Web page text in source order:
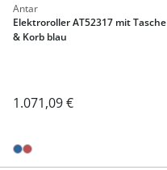
Antar
Elektroroller AT52317 mit Tasche
& Korb blau
1.071,09 €